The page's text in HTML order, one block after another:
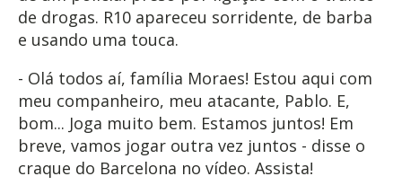
de drogas. R10 apareceu sorridente, de barba
e usando uma touca.
- Olá todos aí, família Moraes! Estou aqui com
meu companheiro, meu atacante, Pablo. E,
bom... Joga muito bem. Estamos juntos! Em
breve, vamos jogar outra vez juntos - disse o
craque do Barcelona no vídeo. Assista!